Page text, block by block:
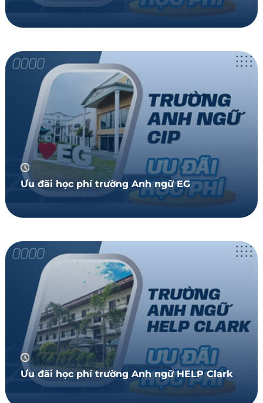
Ưu đãi học phí trường Anh ngữ EG
Ưu đãi học phí trường Anh ngữ HELP Clark